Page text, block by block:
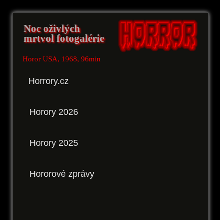
Noc oživlých
mrtvol fotogalérie
Horor USA, 1968, 96min
Horrory.cz
Horory 2026
Horory 2025
Hororové zprávy